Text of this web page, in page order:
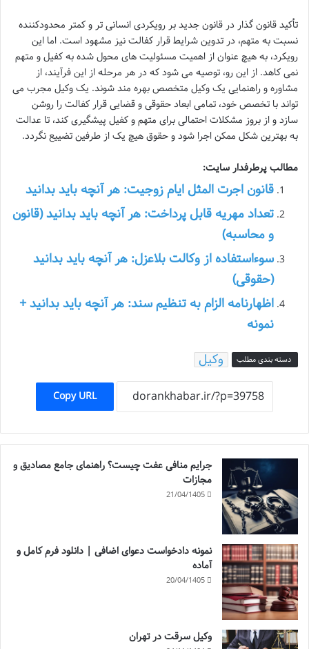
تأکید قانون گذار در قانون جدید بر رویکردی انسانی تر و کمتر محدودکننده
نسبت به متهم، در تدوین شرایط قرار کفالت نیز مشهود است. اما این
رویکرد، به هیچ عنوان از اهمیت مسئولیت های محول شده به کفیل و متهم
نمی کاهد. از این رو، توصیه می شود که در هر مرحله از این فرآیند، از
مشاوره و راهنمایی یک وکیل متخصص بهره مند شوند. یک وکیل مجرب می
تواند با تخصص خود، تمامی ابعاد حقوقی و قضایی قرار کفالت را روشن
سازد و از بروز مشکلات احتمالی برای متهم و کفیل پیشگیری کند، تا عدالت
به بهترین شکل ممکن اجرا شود و حقوق هیچ یک از طرفین تضییع نگردد.
مطالب پرطرفدار سایت:
قانون اجرت المثل ایام زوجیت: هر آنچه باید بدانید
تعداد مهریه قابل پرداخت: هر آنچه باید بدانید (قانون
و محاسبه)
سوءاستفاده از وکالت بلاعزل: هر آنچه باید بدانید
(حقوقی)
اظهارنامه الزام به تنظیم سند: هر آنچه باید بدانید +
نمونه
دسته بندی مطلب وکیل
Copy URL
جرایم منافی عفت چیست؟ راهنمای جامع مصادیق و
مجازات
21/04/1405
نمونه دادخواست دعوای اضافی | دانلود فرم کامل و
آماده
20/04/1405
وکیل سرقت در تهران